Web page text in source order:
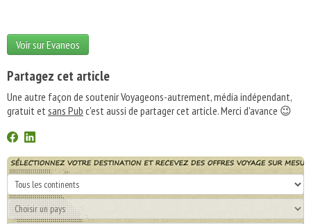
Voir sur Evaneos
Partagez cet article
Une autre façon de soutenir Voyageons-autrement, média indépendant,
gratuit etsans Pub c'est aussi de partager cet article. Merci d'avance 😉